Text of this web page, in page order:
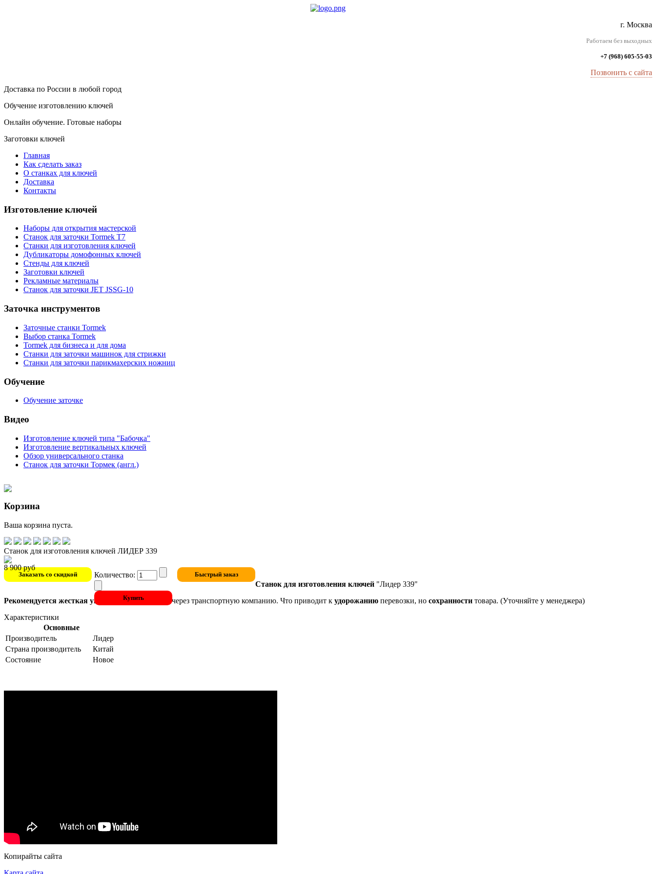
г. Москва
Работаем без выходных
+7 (968) 605-55-03
Позвонить с сайта
Доставка по России в любой город
Обучение изготовлению ключей
Онлайн обучение. Готовые наборы
Заготовки ключей
Главная
Как сделать заказ
О станках для ключей
Доставка
Контакты
Изготовление ключей
Наборы для открытия мастерской
Станок для заточки Tormek T7
Станки для изготовления ключей
Дубликаторы домофонных ключей
Стенды для ключей
Заготовки ключей
Рекламные материалы
Станок для заточки JET JSSG-10
Заточка инструментов
Заточные станки Tormek
Выбор станка Tormek
Tormek для бизнеса и для дома
Станки для заточки машинок для стрижки
Станки для заточки парикмахерских ножниц
Обучение
Обучение заточке
Видео
Изготовление ключей типа "Бабочка"
Изготовление вертикальных ключей
Обзор универсального станка
Станок для заточки Тормек (англ.)
Корзина
Ваша корзина пуста.
Станок для изготовления ключей ЛИДЕР 339
8 900 руб
Количество:
Станок для изготовления ключей "Лидер 339"
Рекомендуется жесткая упаковка при отправке через транспортную компанию. Что приводит к удорожанию перевозки, но сохранности товара. (Уточняйте у менеджера)
Характеристики
Основные
Производитель
Лидер
Страна производитель
Китай
Состояние
Новое
Копирайты сайта